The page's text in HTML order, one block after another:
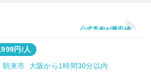
公式予約が最安値
円/人
朝来市 大阪から1時間30分以内